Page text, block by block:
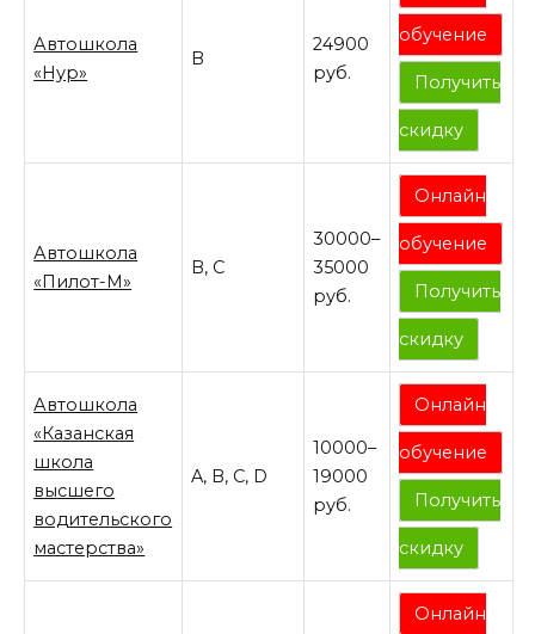
Автошкола
«Нур»
B
24900
руб.
обучение
Получить
скидку
Автошкола
«Пилот-М»
B, C
30000–
35000
руб.
Онлайн
обучение
Получить
скидку
Автошкола
«Казанская
школа
высшего
водительского
мастерства»
A, B, C, D
10000–
19000
руб.
Онлайн
обучение
Получить
скидку
Онлайн